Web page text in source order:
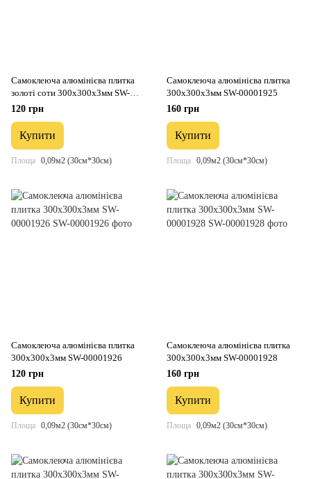
Самоклеюча алюмінієва плитка
золоті соти 300х300х3мм SW-
00001924
120 грн
Купити
Площа 0,09м2 (30см*30см)
Самоклеюча алюмінієва плитка
300х300х3мм SW-00001925
160 грн
Купити
Площа 0,09м2 (30см*30см)
Самоклеюча алюмінієва плитка
300х300х3мм SW-00001926
120 грн
Купити
Площа 0,09м2 (30см*30см)
Самоклеюча алюмінієва плитка
300х300х3мм SW-00001928
160 грн
Купити
Площа 0,09м2 (30см*30см)